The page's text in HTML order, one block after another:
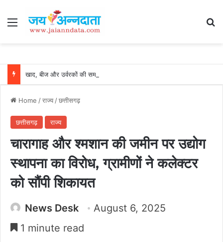
Menu
Home /राज्य/छत्तीसगढ़
छत्तीसगढ़ राज्य
चारागाह और श्मशान की जमीन पर उद्योग
स्थापना का विरोध, ग्रामीणों ने कलेक्टर
को सौंपी शिकायत
News Desk
August 6, 2025
1 minute read